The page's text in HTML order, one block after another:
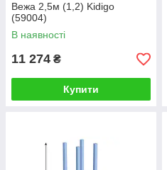
Вежа 2,5м (1,2) Kidigo
(59004)
В наявності
11 274 ₴
Купити